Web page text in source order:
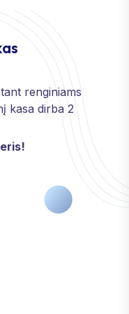
renginiams
kasa dirba 2